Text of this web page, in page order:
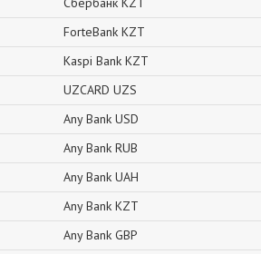
ForteBank KZT
Kaspi Bank KZT
UZCARD UZS
Any Bank USD
Any Bank RUB
Any Bank UAH
Any Bank KZT
Any Bank GBP